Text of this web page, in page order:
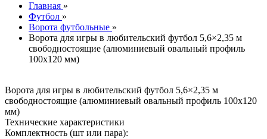
Главная »
Футбол »
Ворота футбольные »
Ворота для игры в любительский футбол 5,6×2,35 м
свободностоящие (алюминиевый овальный профиль
100х120 мм)
Ворота для игры в любительский футбол 5,6×2,35 м
свободностоящие (алюминиевый овальный профиль 100х120
мм)
Технические характеристики
Комплектность (шт или пара):